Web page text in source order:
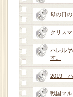
母の日
クリス
ハレル
す。
2019 ハ
戦国マ